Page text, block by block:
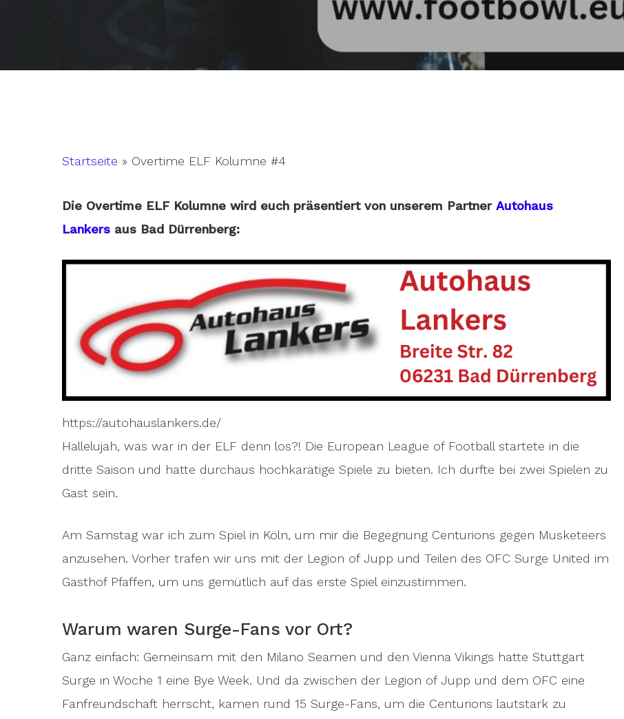
Startseite » Overtime ELF Kolumne #4
Die Overtime ELF Kolumne wird euch präsentiert von unserem Partner Autohaus
Lankers aus Bad Dürrenberg:
https://autohauslankers.de/
Hallelujah, was war in der ELF denn los?! Die European League of Football startete in die
dritte Saison und hatte durchaus hochkarätige Spiele zu bieten. Ich durfte bei zwei Spielen zu
Gast sein.
Am Samstag war ich zum Spiel in Köln, um mir die Begegnung Centurions gegen Musketeers
anzusehen. Vorher trafen wir uns mit der Legion of Jupp und Teilen des OFC Surge United im
Gasthof Pfaffen, um uns gemütlich auf das erste Spiel einzustimmen.
Warum waren Surge-Fans vor Ort?
Ganz einfach: Gemeinsam mit den Milano Seamen und den Vienna Vikings hatte Stuttgart
Surge in Woche 1 eine Bye Week. Und da zwischen der Legion of Jupp und dem OFC eine
Fanfreundschaft herrscht, kamen rund 15 Surge-Fans, um die Centurions lautstark zu